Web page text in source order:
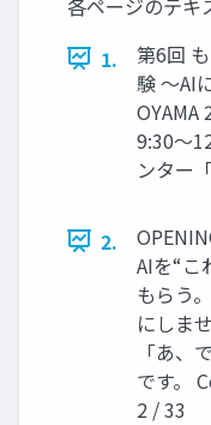
1.
第6回
験 〜AI
OYAMA
9:30〜
ンター
2.
AIを“こ
もらう
にしま
「あ、
です。
2 / 33